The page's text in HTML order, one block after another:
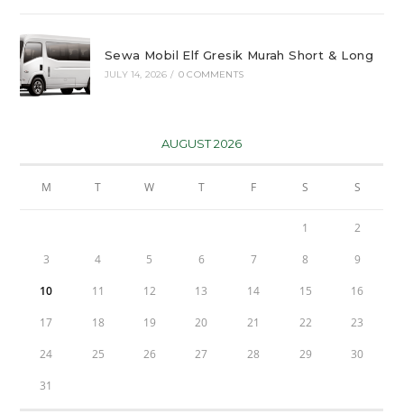
Sewa Mobil Elf Gresik Murah Short & Long
JULY 14, 2026 / 0 COMMENTS
AUGUST 2026
M T W T F S S
1 2
3 4 5 6 7 8 9
10 11 12 13 14 15 16
17 18 19 20 21 22 23
24 25 26 27 28 29 30
31